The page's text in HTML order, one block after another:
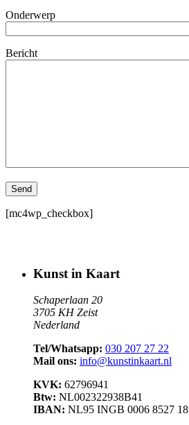
Onderwerp
Bericht
[mc4wp_checkbox]
Kunst in Kaart
Schaperlaan 20
3705 KH Zeist
Nederland
Tel/Whatsapp: 030 207 27 22
Mail ons: info@kunstinkaart.nl
KVK: 62796941
Btw: NL002322938B41
IBAN: NL95 INGB 0006 8527 18